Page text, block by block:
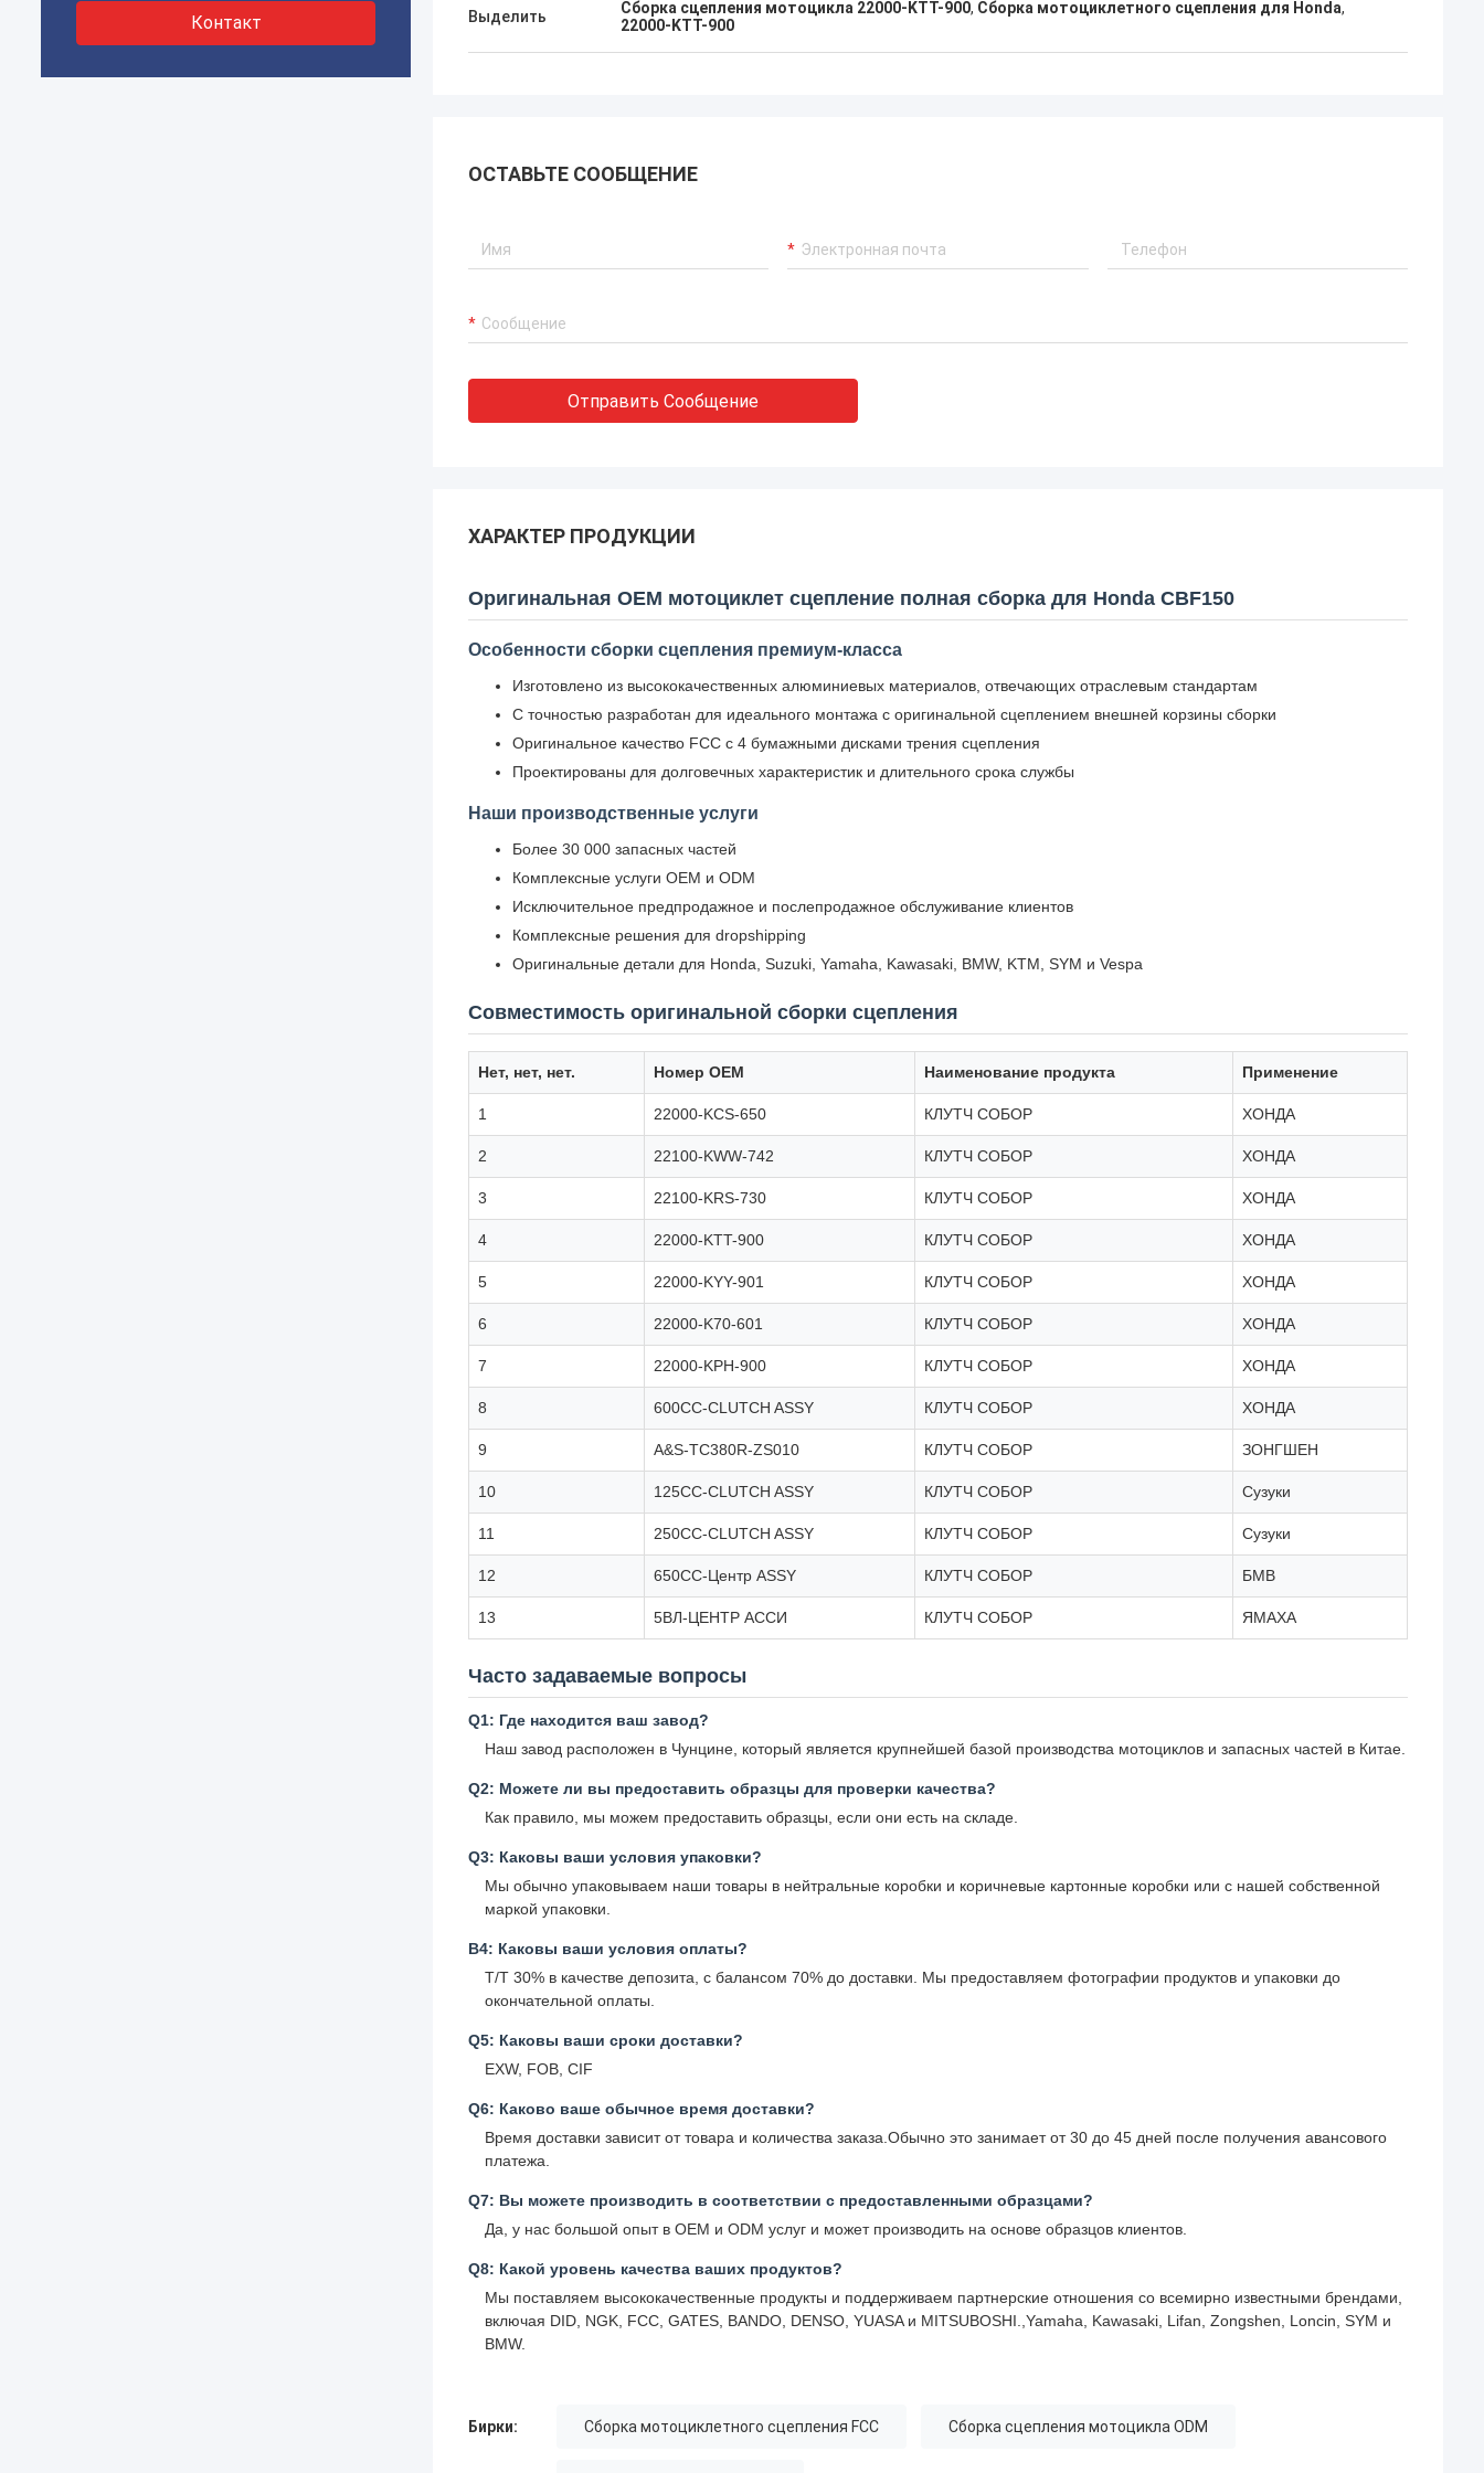
Контакт Выделить Сборка сцепления мотоцикла 22000-KTT-900, Сборка мотоциклетного сцепления для Honda,
22000-KTT-900
ОСТАВЬТЕ СООБЩЕНИЕ
Отправить Сообщение
ХАРАКТЕР ПРОДУКЦИИ
Оригинальная OEM мотоциклет сцепление полная сборка для Honda CBF150
Особенности сборки сцепления премиум-класса
Изготовлено из высококачественных алюминиевых материалов, отвечающих отраслевым стандартам
С точностью разработан для идеального монтажа с оригинальной сцеплением внешней корзины сборки
Оригинальное качество FCC с 4 бумажными дисками трения сцепления
Проектированы для долговечных характеристик и длительного срока службы
Наши производственные услуги
Более 30 000 запасных частей
Комплексные услуги OEM и ODM
Исключительное предпродажное и послепродажное обслуживание клиентов
Комплексные решения для dropshipping
Оригинальные детали для Honda, Suzuki, Yamaha, Kawasaki, BMW, KTM, SYM и Vespa
Совместимость оригинальной сборки сцепления
Нет, нет, нет. Номер OEM Наименование продукта Применение
1 22000-KCS-650 КЛУТЧ СОБОР ХОНДА
2 22100-KWW-742 КЛУТЧ СОБОР ХОНДА
3 22100-KRS-730 КЛУТЧ СОБОР ХОНДА
4 22000-KTT-900 КЛУТЧ СОБОР ХОНДА
5 22000-KYY-901 КЛУТЧ СОБОР ХОНДА
6 22000-K70-601 КЛУТЧ СОБОР ХОНДА
7 22000-KPH-900 КЛУТЧ СОБОР ХОНДА
8 600CC-CLUTCH ASSY КЛУТЧ СОБОР ХОНДА
9 A&S-TC380R-ZS010 КЛУТЧ СОБОР ЗОНГШЕН
10 125CC-CLUTCH ASSY КЛУТЧ СОБОР Сузуки
11 250CC-CLUTCH ASSY КЛУТЧ СОБОР Сузуки
12 650CC-Центр ASSY КЛУТЧ СОБОР БМВ
13 5ВЛ-ЦЕНТР АССИ КЛУТЧ СОБОР ЯМАХА
Часто задаваемые вопросы
Q1: Где находится ваш завод?
Наш завод расположен в Чунцине, который является крупнейшей базой производства мотоциклов и запасных частей в Китае.
Q2: Можете ли вы предоставить образцы для проверки качества?
Как правило, мы можем предоставить образцы, если они есть на складе.
Q3: Каковы ваши условия упаковки?
Мы обычно упаковываем наши товары в нейтральные коробки и коричневые картонные коробки или с нашей собственной
маркой упаковки.
В4: Каковы ваши условия оплаты?
T/T 30% в качестве депозита, с балансом 70% до доставки. Мы предоставляем фотографии продуктов и упаковки до
окончательной оплаты.
Q5: Каковы ваши сроки доставки?
EXW, FOB, CIF
Q6: Каково ваше обычное время доставки?
Время доставки зависит от товара и количества заказа.Обычно это занимает от 30 до 45 дней после получения авансового
платежа.
Q7: Вы можете производить в соответствии с предоставленными образцами?
Да, у нас большой опыт в OEM и ODM услуг и может производить на основе образцов клиентов.
Q8: Какой уровень качества ваших продуктов?
Мы поставляем высококачественные продукты и поддерживаем партнерские отношения со всемирно известными брендами,
включая DID, NGK, FCC, GATES, BANDO, DENSO, YUASA и MITSUBOSHI.,Yamaha, Kawasaki, Lifan, Zongshen, Loncin, SYM и
BMW.
Бирки: Сборка мотоциклетного сцепления FCC Сборка сцепления мотоцикла ODM